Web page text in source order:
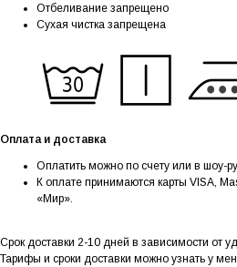
Отбеливание запрещено
Сухая чистка запрещена
Оплата и доставка
Оплатить можно по счету или в шоу-
К оплате принимаются карты VISA,
«Мир».
Срок доставки 2-10 дней в зависимости от
Тарифы и сроки доставки можно узнать у